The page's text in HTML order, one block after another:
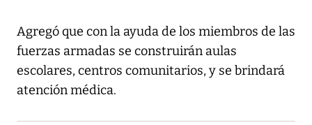
Agregó que con la ayuda de los miembros de las
fuerzas armadas se construirán aulas
escolares, centros comunitarios, y se brindará
atención médica.